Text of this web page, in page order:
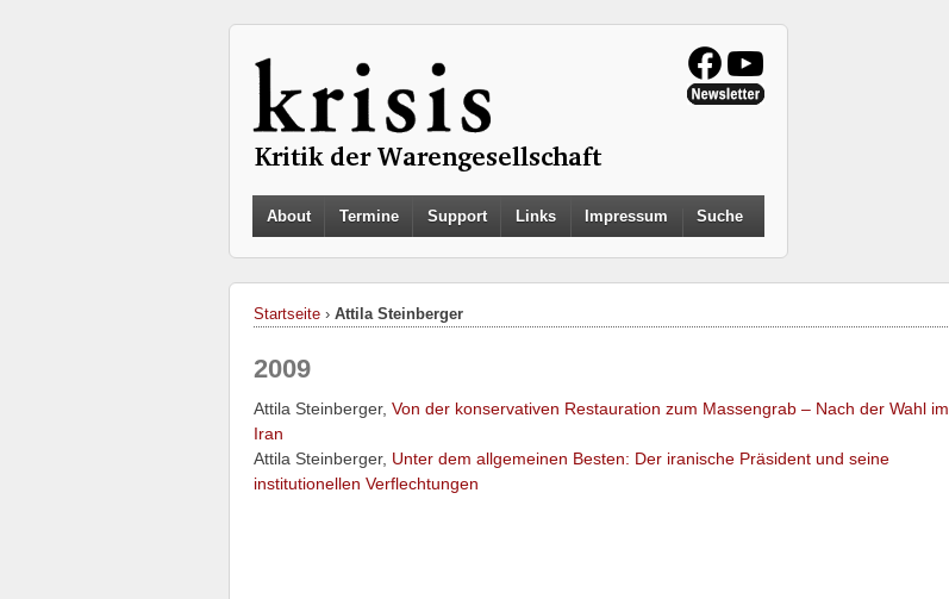
About Termine Support Links Impressum Suche
Startseite › Attila Steinberger
2009
Attila Steinberger, Von der konservativen Restauration zum Massengrab – Nach der Wahl im
Iran
Attila Steinberger, Unter dem allgemeinen Besten: Der iranische Präsident und seine
institutionellen Verflechtungen